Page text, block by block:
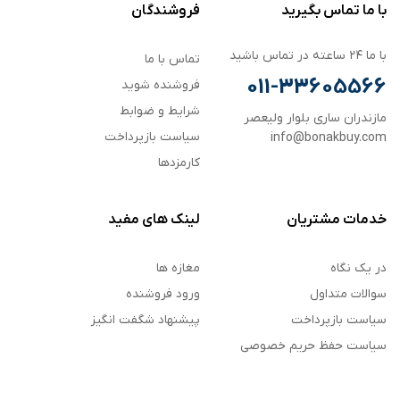
با ما تماس بگیرید
با ما ۲۴ ساعته در تماس باشید
011-33605566
مازندران ساری بلوار ولیعصر
info@bonakbuy.com
فروشندگان
تماس با ما
فروشنده شوید
شرایط و ضوابط
سیاست بازپرداخت
کارمزدها
خدمات مشتریان
در یک نگاه
سوالات متداول
سیاست بازپرداخت
سیاست حفظ حریم خصوصی
لینک های مفید
مغازه ها
ورود فروشنده
پیشنهاد شگفت انگیز